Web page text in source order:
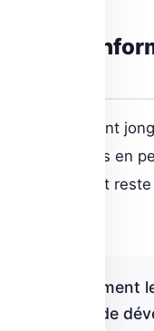
des
doivent souvent
ce processus en
jour
de